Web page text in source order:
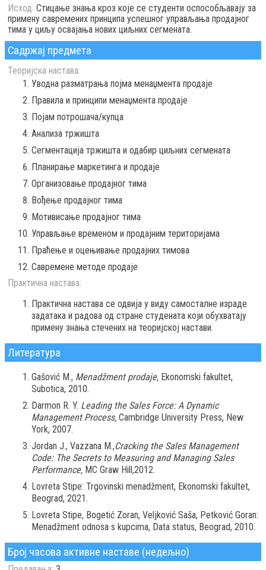
Исход: Стицање знања кроз које се студенти оспособљавају за
примену савремених принципа успешног управљања продајног
тима у циљу освајања нових циљних сегмената.
Садржај предмета
Теоријска настава:
Уводна разматрања појма менаџмента продаје
Правила и принципи менаџмента продаје
Појам потрошача/купца
Анализа тржишта
Сегментација тржишта и одабир циљних сегмената
Планирање маркетинга и продаје
Организовање продајног тима
Вођење продајног тима
Мотивисање продајног тима
Управљање временом и продајним територијама
Праћење и оцењивање продајних тимова
Савремене методе продаје
Практична настава:
Практична настава се одвија у виду самосталне израде
задатака и радова од стране студената који обухватају
примену знања стечених на теоријској настави.
Литература
Gašović М., Menadžment prodaje, Ekonomski fakultet,
Subotica, 2010.
Darmon R. Y. Leading the Sales Force: A Dynamic
Management Process, Cambridge University Press, New
York, 2007.
Jordan J., Vazzana M.,Cracking the Sales Management
Code: The Secrets to Measuring and Managing Sales
Performance, MC Graw Hill,2012.
Lovreta Stipe: Trgovinski menadžment, Ekonomski fakultet,
Beograd, 2021.
Lovreta Stipe, Bogetić Zoran, Veljković Saša, Petković Goran:
Menadžment odnosa s kupcima, Data status, Beograd, 2010.
Број часова активне наставе (недељно)